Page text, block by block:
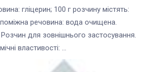
гліцерин; 100 г розчину містять:
речовина: вода очищена.
для зовнішнього застосування.
властивості: ...